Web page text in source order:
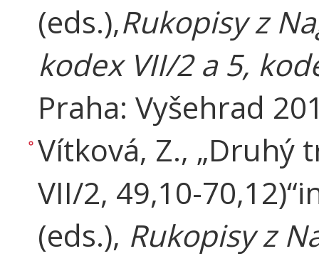
(eds.),Rukopisy z
kodex VII/2 a 5,
Praha: Vyšehrad
Vítková, Z., „Druhý
VII/2, 49,10-
(eds.), Rukopisy z